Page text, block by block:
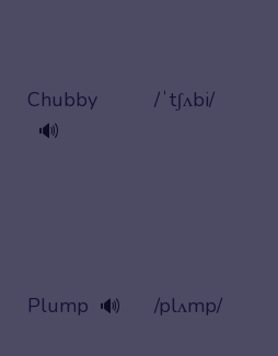
Chubby
🔊
/ˈtʃʌbi/
Plump 🔊 /plʌmp/